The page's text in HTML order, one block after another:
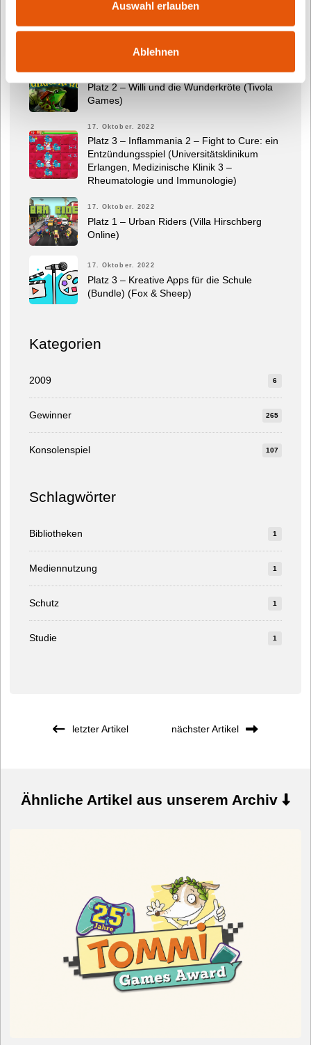
Auswahl erlauben
Ablehnen
SONDERPREIS: Edurino – erstes Lesen &
17. Oktober. 2022
Platz 2 – Willi und die Wunderkröte (Tivola
Games)
17. Oktober. 2022
Platz 3 – Inflammania 2 – Fight to Cure: ein
Entzündungsspiel (Universitätsklinikum
Erlangen, Medizinische Klinik 3 –
Rheumatologie und Immunologie)
17. Oktober. 2022
Platz 1 – Urban Riders (Villa Hirschberg
Online)
17. Oktober. 2022
Platz 3 – Kreative Apps für die Schule
(Bundle) (Fox & Sheep)
Kategorien
2009 6
Gewinner 265
Konsolenspiel 107
Schlagwörter
Bibliotheken 1
Mediennutzung 1
Schutz 1
Studie 1
letzter Artikel nächster Artikel
Ähnliche Artikel aus unserem Archiv